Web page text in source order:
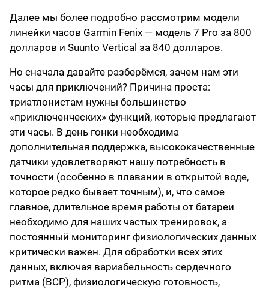
Далее мы более подробно рассмотрим модели
линейки часов Garmin Fenix ​​— модель 7 Pro за 800
долларов и Suunto Vertical за 840 долларов.
Но сначала давайте разберёмся, зачем нам эти
часы для приключений? Причина проста:
триатлонистам нужны большинство
«приключенческих» функций, которые предлагают
эти часы. В день гонки необходима
дополнительная поддержка, высококачественные
датчики удовлетворяют нашу потребность в
точности (особенно в плавании в открытой воде,
которое редко бывает точным), и, что самое
главное, длительное время работы от батареи
необходимо для наших частых тренировок, а
постоянный мониторинг физиологических данных
критически важен. Для обработки всех этих
данных, включая вариабельность сердечного
ритма (ВСР), физиологическую готовность,